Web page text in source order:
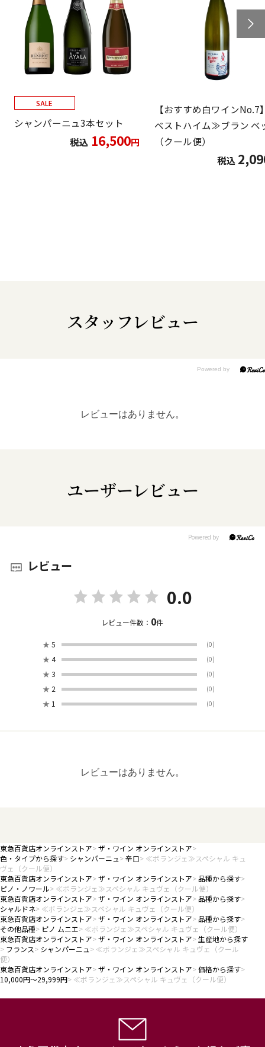
SALE
シャンパーニュ3本セット
税込 16,500円
【おすすめ白ワイン
ベストハイム≫ブラン ベ
（クール便）
税込
スタッフレビュー
レビューはありません。
ユーザーレビュー
レビュー
0.0
レビュー件数： 0件
★ 5 (0)
★ 4 (0)
★ 3 (0)
★ 2 (0)
★ 1 (0)
レビューはありません。
東急百貨店オンラインストア
ザ・ワイン オンラインストア
色・タイプから探す
シャンパーニュ 辛口
≪ボランジェ≫スペシャル キュ
ヴェ（クール便）
東急百貨店オンラインストア
ザ・ワイン オンラインストア
品種から探す
ピノ・ノワール
≪ボランジェ≫スペシャル キュヴェ（クール便）
東急百貨店オンラインストア
ザ・ワイン オンラインストア
品種から探す
シャルドネ
≪ボランジェ≫スペシャル キュヴェ（クール便）
東急百貨店オンラインストア
ザ・ワイン オンラインストア
品種から探す
その他品種
ピノ ムニエ
≪ボランジェ≫スペシャル キュヴェ（クール便）
東急百貨店オンラインストア
ザ・ワイン オンラインストア
生産地から探す
フランス
シャンパーニュ
≪ボランジェ≫スペシャル キュヴェ（クール
便）
東急百貨店オンラインストア
ザ・ワイン オンラインストア
価格から探す
10,000円～29,999円
≪ボランジェ≫スペシャル キュヴェ（クール便）